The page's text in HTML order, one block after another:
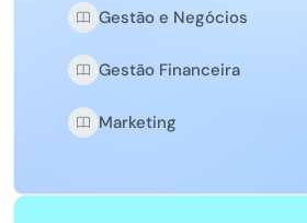
Gestão e Negócios
Gestão Financeira
Marketing